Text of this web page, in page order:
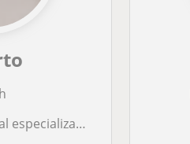
y en mejora estética (culturismo natural)